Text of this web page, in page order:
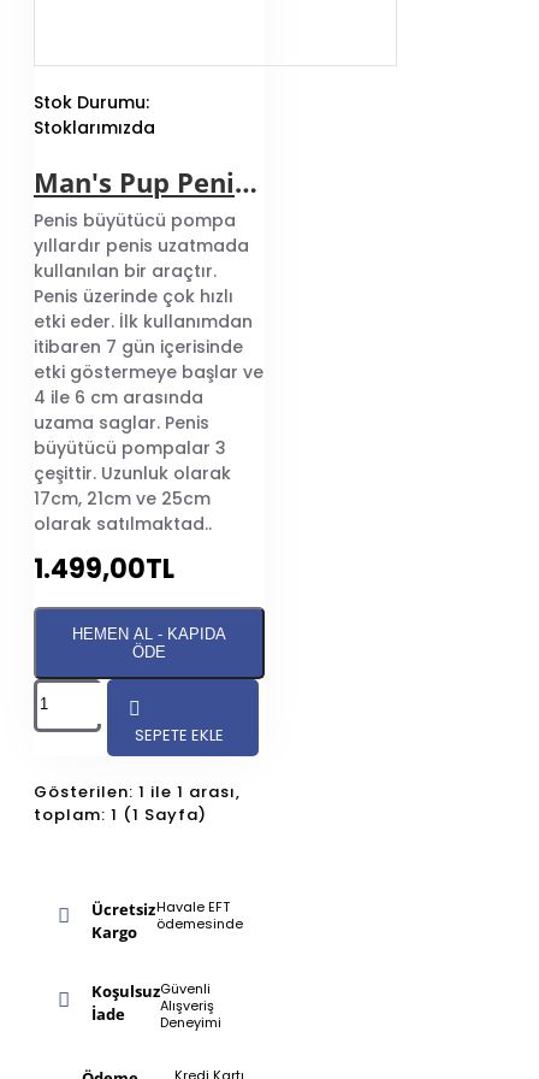
sertleşme sorunu
yaşayan erkekler için etkili
bir tedavi yöntemi olabilir.
Pompaların kullanımı, kan
sertleşmeyi sağlar ve
ereksiyon sorununu çözer.
Penis pompaların
kullanımıyla ilgili bazı yan
etkiler de söz konusu
olabilir. Yanlış kullanım
veya aşırı kullanım
durumunda, penisin
hassas dokuları zarar
görebilir ve ağrıya neden
olabilir. Bu nedenle,
pompaların doğru
kullanımına dikkat
edilmelidir. Ayrıca,penis
büyütücü pompa
yorumları
kullanıcıların
deneyimlerinden ve geri
bildirimlerinden
faydalanmak da
önemlidir.
Penis Pompa
Nasıl Çalışır?
büyütmek ve cinsel
performanslarını
etkili bir araçtır. Bu
cihazlar, vakum
prensibiyle çalışarak
Stok Durumu:
Stoklarımızda
Man's Pup Penis Büyütücü Pompa
Penis büyütücü pompa
yıllardır penis uzatmada
kullanılan bir araçtır.
Penis üzerinde çok hızlı
etki eder. İlk kullanımdan
itibaren 7 gün içerisinde
etki göstermeye başlar ve
4 ile 6 cm arasında
uzama saglar. Penis
büyütücü pompalar 3
çeşittir. Uzunluk olarak
17cm, 21cm ve 25cm
olarak satılmaktad..
1.499,00TL
HEMEN AL - KAPIDA
ÖDE
SEPETE EKLE
Gösterilen: 1 ile 1 arası,
toplam: 1 (1 Sayfa)
Ücretsiz
Kargo
Havale EFT
ödemesinde
Koşulsuz
İade
Güvenli
Alışveriş
Deneyimi